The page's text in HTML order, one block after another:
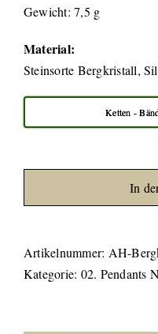
Gewicht: 7,5 g
Material:
Steinsorte Bergkristall,
Ketten -
In
Artikelnummer: AH-
Kategorie: 02. Pendants